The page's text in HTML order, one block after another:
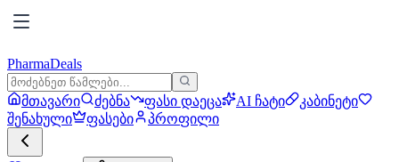
PharmaDeals
მთავარი ძებნა ფასი დაეცა AI ჩატი
კაბინეტი
შენახული
ფასები პროფილი